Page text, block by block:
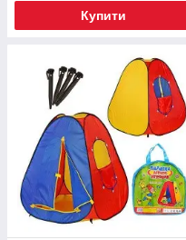
Купити